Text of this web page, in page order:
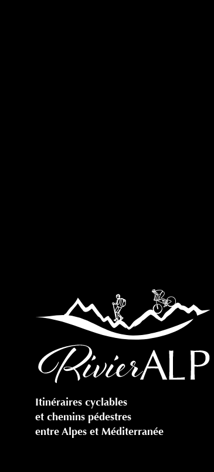
Itinéraires cyclables
et chemins pédestres
entre Alpes et Méditerranée